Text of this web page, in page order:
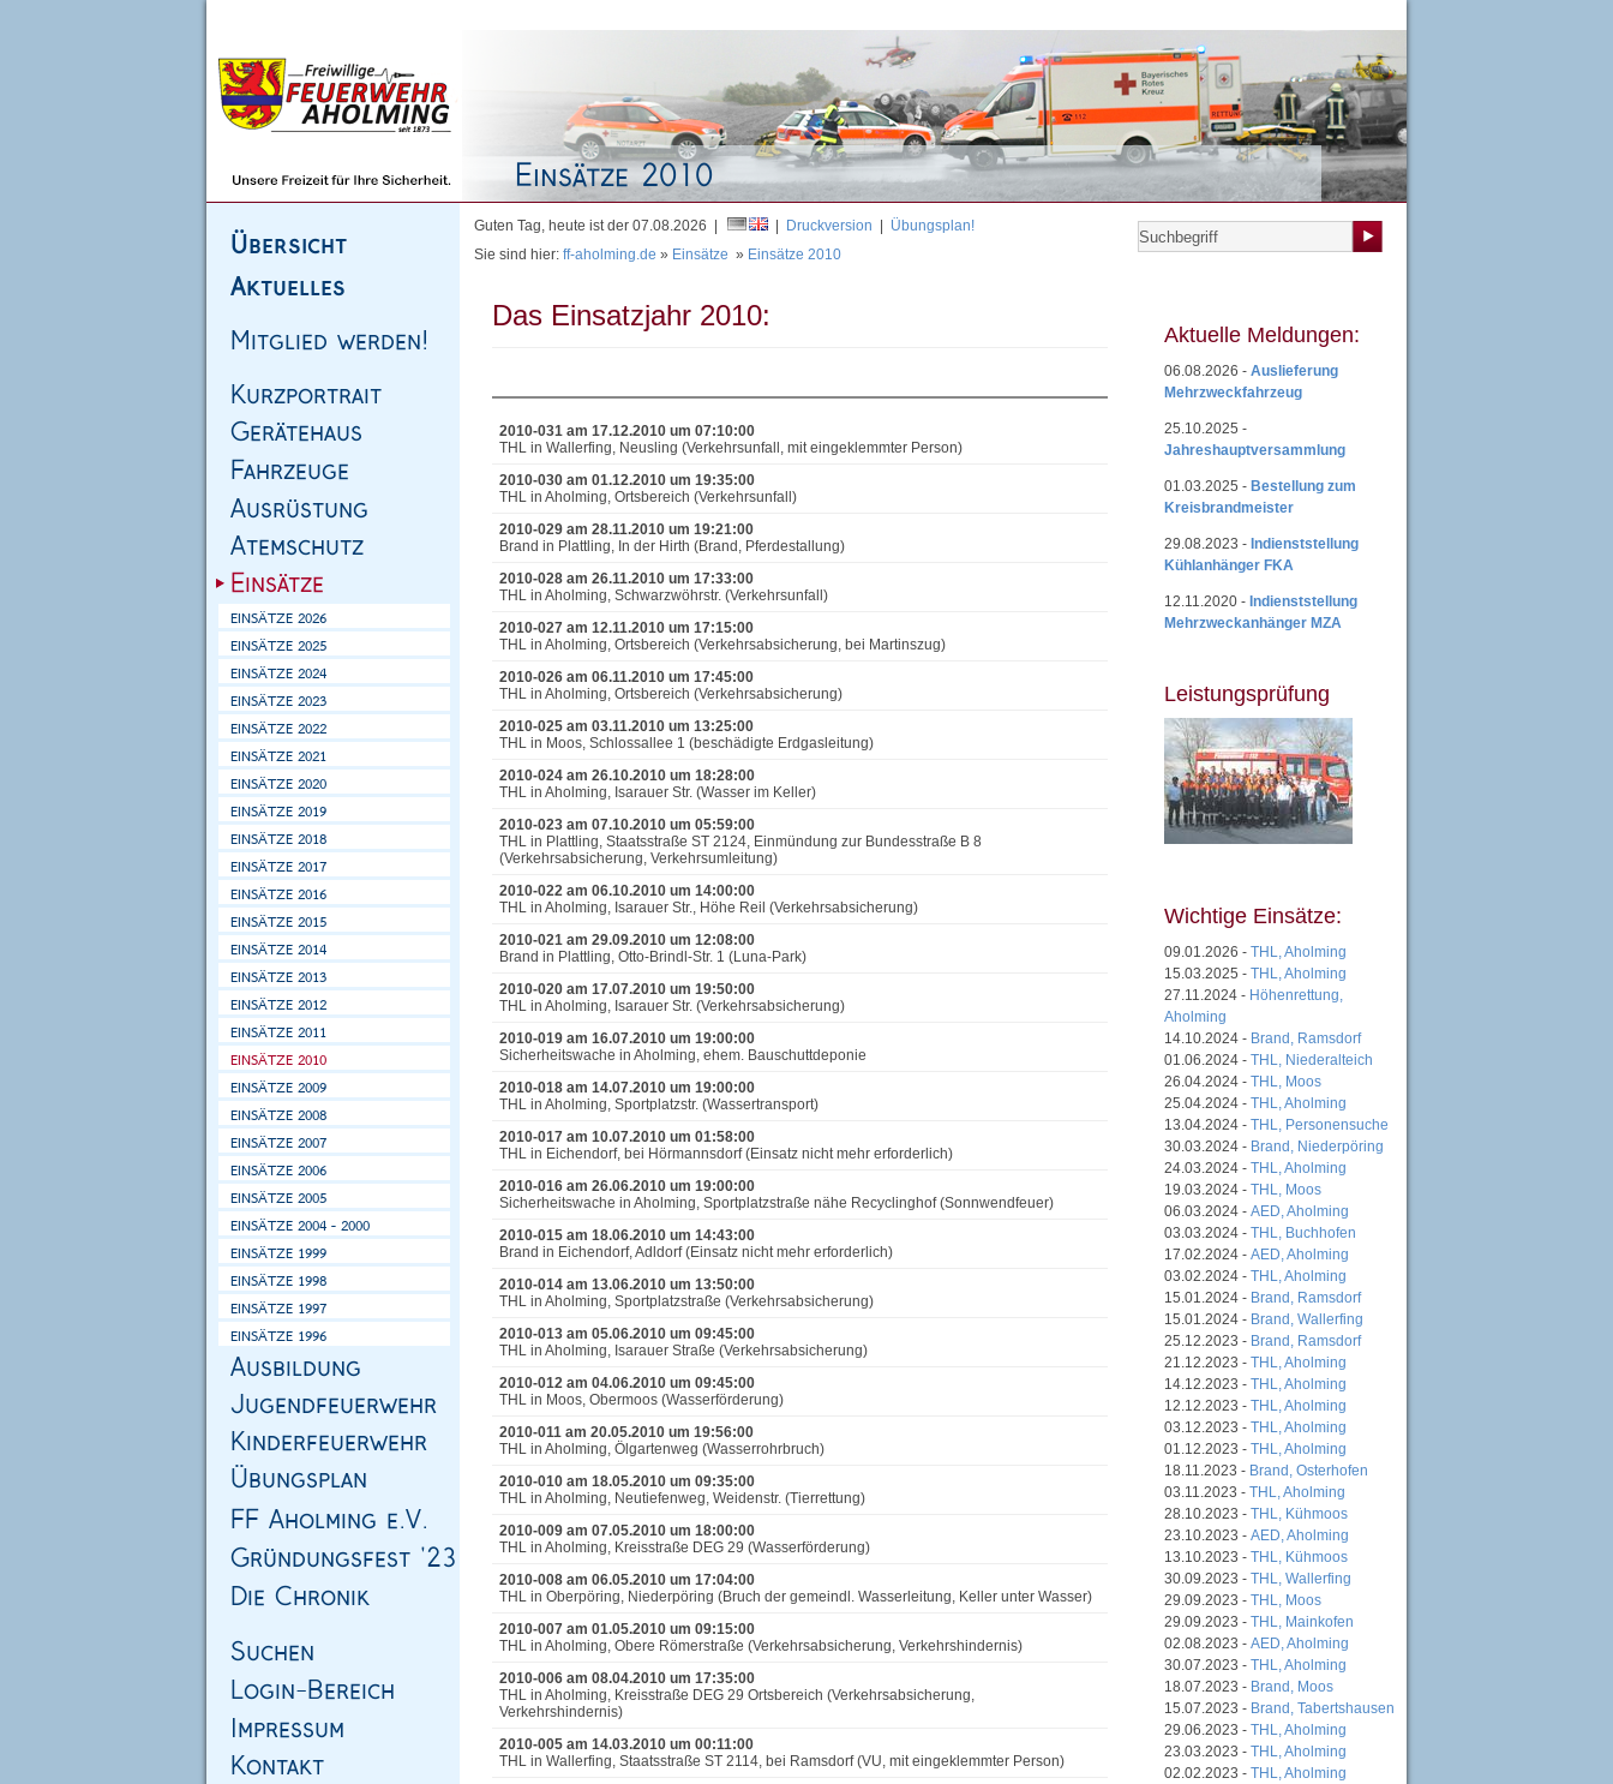
Guten Tag, heute ist der 07.08.2026 | Druckversion
Übungsplan!
Sie sind hier: ff-aholming.de » Einsätze » Einsätze 2010
Das Einsatzjahr 2010:
2010-031 am 17.12.2010 um 07:10:00
THL in Wallerfing, Neusling (Verkehrsunfall, mit eingeklemmter Person)
2010-030 am 01.12.2010 um 19:35:00
THL in Aholming, Ortsbereich (Verkehrsunfall)
2010-029 am 28.11.2010 um 19:21:00
Brand in Plattling, In der Hirth (Brand, Pferdestallung)
2010-028 am 26.11.2010 um 17:33:00
THL in Aholming, Schwarzwöhrstr. (Verkehrsunfall)
2010-027 am 12.11.2010 um 17:15:00
THL in Aholming, Ortsbereich (Verkehrsabsicherung, bei Martinszug)
2010-026 am 06.11.2010 um 17:45:00
THL in Aholming, Ortsbereich (Verkehrsabsicherung)
2010-025 am 03.11.2010 um 13:25:00
THL in Moos, Schlossallee 1 (beschädigte Erdgasleitung)
2010-024 am 26.10.2010 um 18:28:00
THL in Aholming, Isarauer Str. (Wasser im Keller)
2010-023 am 07.10.2010 um 05:59:00
THL in Plattling, Staatsstraße ST 2124, Einmündung zur Bundesstraße B 8
(Verkehrsabsicherung, Verkehrsumleitung)
2010-022 am 06.10.2010 um 14:00:00
THL in Aholming, Isarauer Str., Höhe Reil (Verkehrsabsicherung)
2010-021 am 29.09.2010 um 12:08:00
Brand in Plattling, Otto-Brindl-Str. 1 (Luna-Park)
2010-020 am 17.07.2010 um 19:50:00
THL in Aholming, Isarauer Str. (Verkehrsabsicherung)
2010-019 am 16.07.2010 um 19:00:00
Sicherheitswache in Aholming, ehem. Bauschuttdeponie
2010-018 am 14.07.2010 um 19:00:00
THL in Aholming, Sportplatzstr. (Wassertransport)
2010-017 am 10.07.2010 um 01:58:00
THL in Eichendorf, bei Hörmannsdorf (Einsatz nicht mehr erforderlich)
2010-016 am 26.06.2010 um 19:00:00
Sicherheitswache in Aholming, Sportplatzstraße nähe Recyclinghof (Sonnwendfeuer)
2010-015 am 18.06.2010 um 14:43:00
Brand in Eichendorf, Adldorf (Einsatz nicht mehr erforderlich)
2010-014 am 13.06.2010 um 13:50:00
THL in Aholming, Sportplatzstraße (Verkehrsabsicherung)
2010-013 am 05.06.2010 um 09:45:00
THL in Aholming, Isarauer Straße (Verkehrsabsicherung)
2010-012 am 04.06.2010 um 09:45:00
THL in Moos, Obermoos (Wasserförderung)
2010-011 am 20.05.2010 um 19:56:00
THL in Aholming, Ölgartenweg (Wasserrohrbruch)
2010-010 am 18.05.2010 um 09:35:00
THL in Aholming, Neutiefenweg, Weidenstr. (Tierrettung)
2010-009 am 07.05.2010 um 18:00:00
THL in Aholming, Kreisstraße DEG 29 (Wasserförderung)
2010-008 am 06.05.2010 um 17:04:00
THL in Oberpöring, Niederpöring (Bruch der gemeindl. Wasserleitung, Keller unter Wasser)
2010-007 am 01.05.2010 um 09:15:00
THL in Aholming, Obere Römerstraße (Verkehrsabsicherung, Verkehrshindernis)
2010-006 am 08.04.2010 um 17:35:00
THL in Aholming, Kreisstraße DEG 29 Ortsbereich (Verkehrsabsicherung,
Verkehrshindernis)
2010-005 am 14.03.2010 um 00:11:00
THL in Wallerfing, Staatsstraße ST 2114, bei Ramsdorf (VU, mit eingeklemmter Person)
Aktuelle Meldungen:
06.08.2026 - Auslieferung
Mehrzweckfahrzeug
25.10.2025 -
Jahreshauptversammlung
01.03.2025 - Bestellung zum
Kreisbrandmeister
29.08.2023 - Indienststellung
Kühlanhänger FKA
12.11.2020 - Indienststellung
Mehrzweckanhänger MZA
Leistungsprüfung
Wichtige Einsätze:
09.01.2026 - THL, Aholming
15.03.2025 - THL, Aholming
27.11.2024 - Höhenrettung,
Aholming
14.10.2024 - Brand, Ramsdorf
01.06.2024 - THL, Niederalteich
26.04.2024 - THL, Moos
25.04.2024 - THL, Aholming
13.04.2024 - THL, Personensuche
30.03.2024 - Brand, Niederpöring
24.03.2024 - THL, Aholming
19.03.2024 - THL, Moos
06.03.2024 - AED, Aholming
03.03.2024 - THL, Buchhofen
17.02.2024 - AED, Aholming
03.02.2024 - THL, Aholming
15.01.2024 - Brand, Ramsdorf
15.01.2024 - Brand, Wallerfing
25.12.2023 - Brand, Ramsdorf
21.12.2023 - THL, Aholming
14.12.2023 - THL, Aholming
12.12.2023 - THL, Aholming
03.12.2023 - THL, Aholming
01.12.2023 - THL, Aholming
18.11.2023 - Brand, Osterhofen
03.11.2023 - THL, Aholming
28.10.2023 - THL, Kühmoos
23.10.2023 - AED, Aholming
13.10.2023 - THL, Kühmoos
30.09.2023 - THL, Wallerfing
29.09.2023 - THL, Moos
29.09.2023 - THL, Mainkofen
02.08.2023 - AED, Aholming
30.07.2023 - THL, Aholming
18.07.2023 - Brand, Moos
15.07.2023 - Brand, Tabertshausen
29.06.2023 - THL, Aholming
23.03.2023 - THL, Aholming
02.02.2023 - THL, Aholming